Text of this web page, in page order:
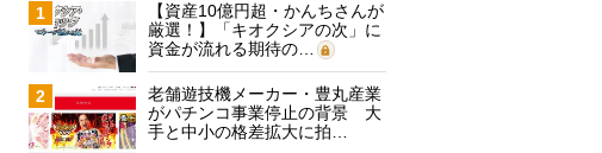
1
【資産10億円超・かんちさんが
厳選！】「キオクシアの次」に
資金が流れる期待の…
2
老舗遊技機メーカー・豊丸産業
がパチンコ事業停止の背景 大
手と中小の格差拡大に拍…